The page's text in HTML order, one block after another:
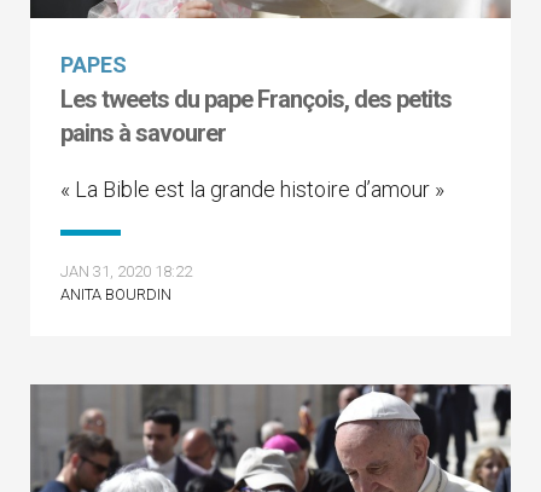
PAPES
Les tweets du pape François, des petits
pains à savourer
« La Bible est la grande histoire d’amour »
JAN 31, 2020 18:22
ANITA BOURDIN